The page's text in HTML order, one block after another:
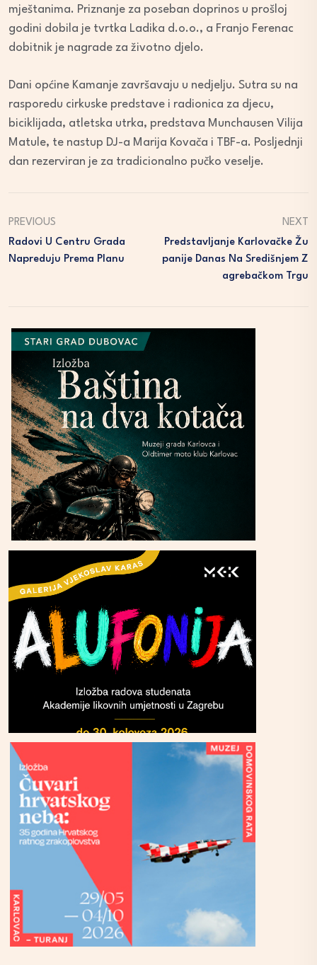
mještanima. Priznanje za poseban doprinos u prošloj
godini dobila je tvrtka Ladika d.o.o., a Franjo Ferenac
dobitnik je nagrade za životno djelo.
Dani općine Kamanje završavaju u nedjelju. Sutra su na
rasporedu cirkuske predstave i radionica za djecu,
biciklijada, atletska utrka, predstava Munchausen Vilija
Matule, te nastup DJ-a Marija Kovača i TBF-a. Posljednji
dan rezerviran je za tradicionalno pučko veselje.
PREVIOUS
Radovi U Centru Grada
Napreduju Prema Planu
NEXT
Predstavljanje Karlovačke Žu
Panije Danas Na Središnjem Z
Agrebačkom Trgu